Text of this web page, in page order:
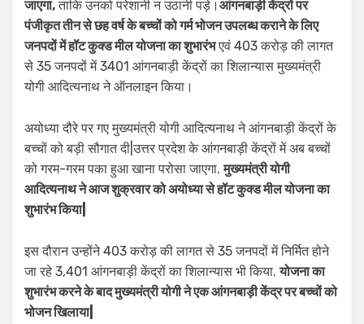
जाएगा,ताकि उनको परेशानी न उठानी पड़े। आंगनबाड़ी केंद्रों पर
पंजीकृत तीन से छह वर्ष के बच्चों को गर्म भोजन उपलब्ध कराने के लिए
जनपदों में हॉट कुक्ड मील योजना का शुभारंभएवं 403 करोड़ की लागत
से 35 जनपदों में 3401 आंगनबाड़ी केंद्रों का शिलान्यास मुख्यमंत्री
योगी आदित्यनाथ ने ऑनलाइन किया।
अयोध्या दौरे पर गए मुख्यमंत्री योगी आदित्यनाथ ने आंगनबाड़ी केंद्रों के
बच्चों को बड़ी सौगात दी|उत्तर प्रदेश के आंगनबाड़ी केंद्रों में अब बच्चों
को गरम-गरम पका हुआ खाना परोसा जाएगा.मुख्यमंत्री योगी
आदित्यनाथ ने आज शुक्रवार को अयोध्या से हॉट कुक्ड मील योजना का
शुभारंभ किया|
इस दौरान उन्होंने 403 करोड़ की लागत से 35 जनपदों में निर्मित होने
जा रहे 3,401 आंगनबाड़ी केंद्रों का शिलान्यास भी किया.योजना का
शुभारंभ करने के बाद मुख्यमंत्री योगी ने एक आंगनबाड़ी केंद्र पर बच्चों को
भोजन खिलाया|